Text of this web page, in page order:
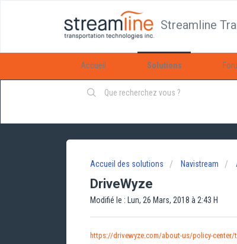
Streamline
Accueil Solutions
Accueil des solutions Navistream
DriveWyze
Modifié le : Lun, 26 Mars, 2018 à 2:43 H
https://drivewyze.com/about-us/policy-center/